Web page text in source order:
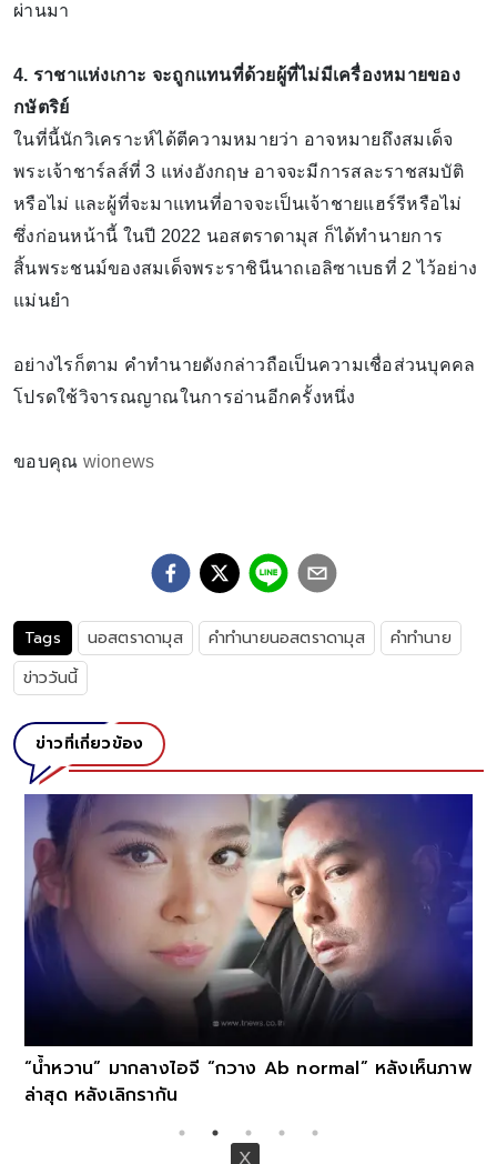
ผ่านมา
4. ราชาแห่งเกาะ จะถูกแทนที่ด้วยผู้ที่ไม่มีเครื่องหมายของ
กษัตริย์
ในที่นี้นักวิเคราะห์ได้ตีความหมายว่า อาจหมายถึงสมเด็จ
พระเจ้าชาร์ลส์ที่ 3 แห่งอังกฤษ อาจจะมีการสละราชสมบัติ
หรือไม่ และผู้ที่จะมาแทนที่อาจจะเป็นเจ้าชายแฮร์รีหรือไม่
ซึ่งก่อนหน้านี้ ในปี 2022 นอสตราดามุส ก็ได้ทำนายการ
สิ้นพระชนม์ของสมเด็จพระราชินีนาถเอลิซาเบธที่ 2 ไว้อย่าง
แม่นยำ
อย่างไรก็ตาม คำทำนายดังกล่าวถือเป็นความเชื่อส่วนบุคคล
โปรดใช้วิจารณญาณในการอ่านอีกครั้งหนึ่ง
ขอบคุณ wionews
Tags นอสตราดามุส คำทำนายนอสตราดามุส
คำทำนาย
ข่าววันนี้
ข่าวที่เกี่ยวข้อง
“น้ำหวาน” มากลางไอจี “กวาง Ab normal” หลังเห็นภาพ
ล่าสุด หลังเลิกรากัน